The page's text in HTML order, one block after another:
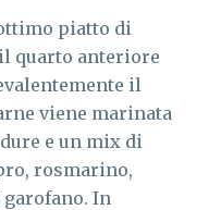
piatto di
quarto anteriore
il
viene marinata
e un mix di
rosmarino,
In